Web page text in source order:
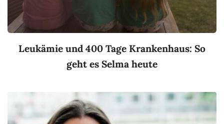
Leukämie und 400 Tage Krankenhaus: So
geht es Selma heute